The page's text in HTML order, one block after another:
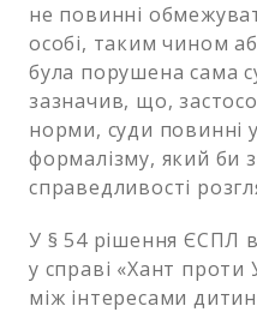
не повинні
особі, таким чином
була порушена сама
зазначив, що,
норми, суди повинні
формалізму, який би
справедливості
У § 54 рішення ЄСПЛ
у справі «Хант
між інтересами